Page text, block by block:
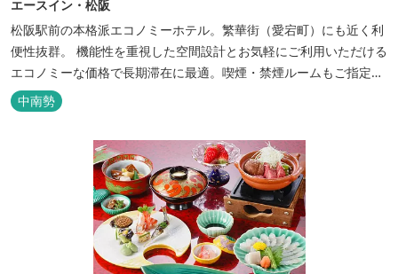
エースイン・松阪
松阪駅前の本格派エコノミーホテル。繁華街（愛宕町）にも近く利
便性抜群。 機能性を重視した空間設計とお気軽にご利用いただける
エコノミーな価格で長期滞在に最適。喫煙・禁煙ルームもご指定い
ただけます。 無料サービス ・３０種類以上の和洋朝食ビュッフェ
（6:30～9:30） ・アルコールも無料のウェルカムドリンクサービス
（18:00～20:00）
中南勢